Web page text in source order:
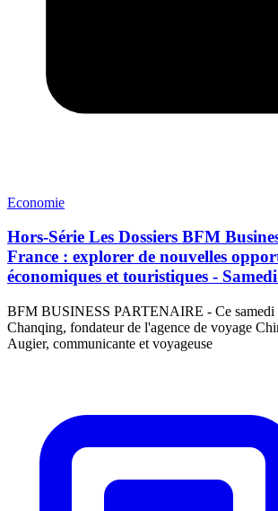
Economie
Hors-Série Les Dossiers BFM
France : explorer de nouvelles
économiques et touristiques -
BFM BUSINESS PARTENAIRE - Ce samedi
Chanqing, fondateur de l'agence de voyage
Augier, communicante et voyageuse